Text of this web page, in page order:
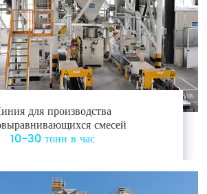
для производства
смесей
10-30 тонн в час